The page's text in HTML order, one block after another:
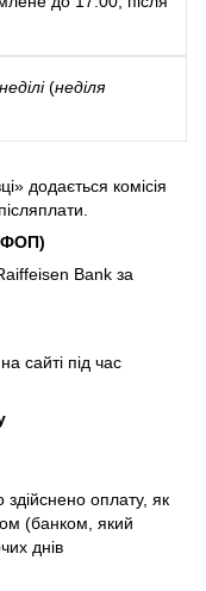
(неділя
додається комісія
ФОП)
Bank за
на сайті під час
здійснено оплату, як
(банком, який
днів